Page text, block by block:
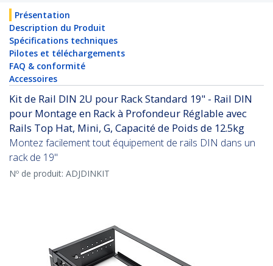
Présentation
Description du Produit
Spécifications techniques
Pilotes et téléchargements
FAQ & conformité
Accessoires
Kit de Rail DIN 2U pour Rack Standard 19" - Rail DIN
pour Montage en Rack à Profondeur Réglable avec
Rails Top Hat, Mini, G, Capacité de Poids de 12.5kg
Montez facilement tout équipement de rails DIN dans un
rack de 19"
Nº de produit: ADJDINKIT